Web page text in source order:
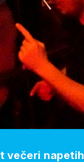
večeri napetih